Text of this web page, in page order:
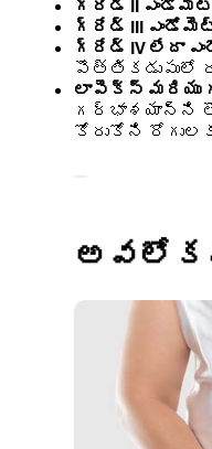
గ్రేడ్ II
గ్రేడ్ III
గ్రేడ్ IV లేదా
లాపెక్స్
గర్భాశయాన్ని
కోరుకోని